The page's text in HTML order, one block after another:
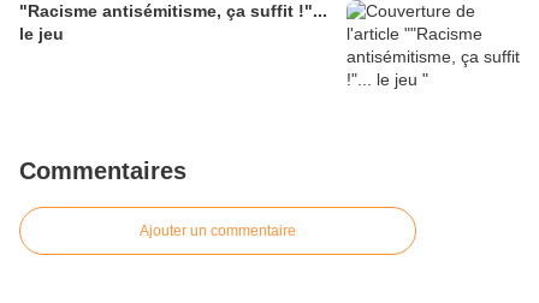
"Racisme antisémitisme, ça suffit !"...
le jeu
Commentaires
Ajouter un commentaire